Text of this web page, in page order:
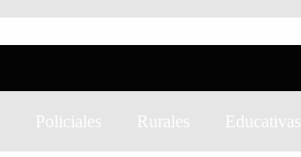
Policiales Rurales Educativas